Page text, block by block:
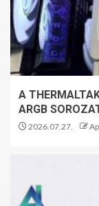
A
ARGB
2026.07.27.